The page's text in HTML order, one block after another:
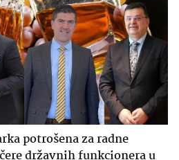
potrošena za radne
državnih funkcionera u